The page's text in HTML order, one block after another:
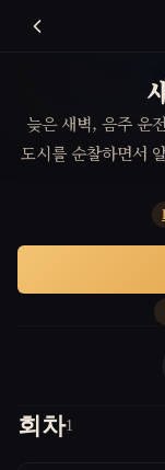
늦은 새벽, 음주 운
도시를 순찰하면서
I
회차1